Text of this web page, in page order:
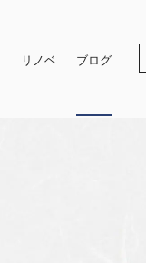
リノベ ブログ